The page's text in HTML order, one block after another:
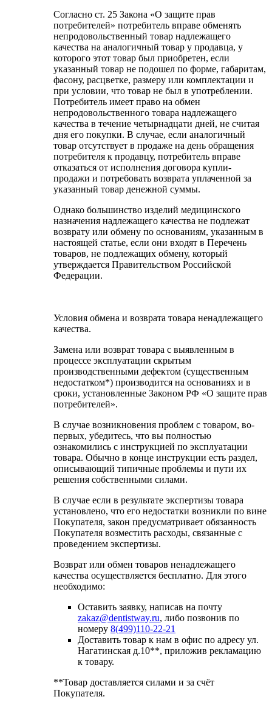
Согласно ст. 25 Закона «О защите прав
потребителей» потребитель вправе обменять
непродовольственный товар надлежащего
качества на аналогичный товар у продавца, у
которого этот товар был приобретен, если
указанный товар не подошел по форме, габаритам,
фасону, расцветке, размеру или комплектации и
при условии, что товар не был в употреблении.
Потребитель имеет право на обмен
непродовольственного товара надлежащего
качества в течение четырнадцати дней, не считая
дня его покупки. В случае, если аналогичный
товар отсутствует в продаже на день обращения
потребителя к продавцу, потребитель вправе
отказаться от исполнения договора купли-
продажи и потребовать возврата уплаченной за
указанный товар денежной суммы.
Однако большинство изделий медицинского
назначения надлежащего качества не подлежат
возврату или обмену по основаниям, указанным в
настоящей статье, если они входят в Перечень
товаров, не подлежащих обмену, который
утверждается Правительством Российской
Федерации.
Условия обмена и возврата товара ненадлежащего
качества.
Замена или возврат товара с выявленным в
процессе эксплуатации скрытым
производственными дефектом (существенным
недостатком*) производится на основаниях и в
сроки, установленные Законом РФ «О защите прав
потребителей».
В случае возникновения проблем с товаром, во-
первых, убедитесь, что вы полностью
ознакомились с инструкцией по эксплуатации
товара. Обычно в конце инструкции есть раздел,
описывающий типичные проблемы и пути их
решения собственными силами.
В случае если в результате экспертизы товара
установлено, что его недостатки возникли по вине
Покупателя, закон предусматривает обязанность
Покупателя возместить расходы, связанные с
проведением экспертизы.
Возврат или обмен товаров ненадлежащего
качества осуществляется бесплатно. Для этого
необходимо:
Оставить заявку, написав на почту
zakaz@dentistway.ru, либо позвонив по
номеру 8(499)110-22-21
Доставить товар к нам в офис по адресу ул.
Нагатинская д.10**, приложив рекламацию
к товару.
**Товар доставляется силами и за счёт
Покупателя.